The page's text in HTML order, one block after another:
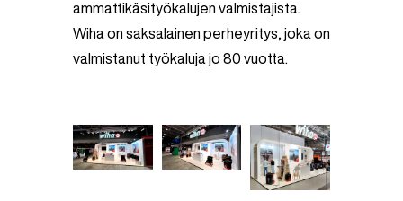
ammattikäsityökalujen valmistajista.
Wiha on saksalainen perheyritys, joka on
valmistanut työkaluja jo 80 vuotta.